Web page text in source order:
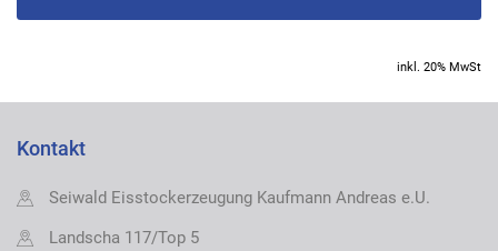
inkl. 20% MwSt
Kontakt
Seiwald Eisstockerzeugung Kaufmann Andreas e.U.
Landscha 117/Top 5